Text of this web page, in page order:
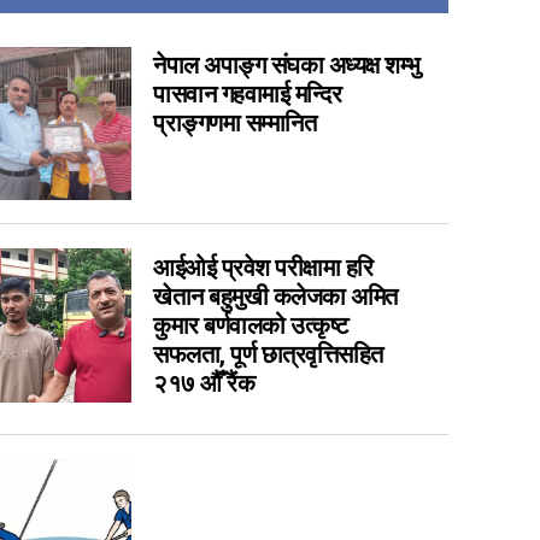
7
6
6
5
4
3
1
0
0
0
bidhut
नेपाल अपाङ्ग संघका अध्यक्ष शम्भु
पासवान गहवामाई मन्दिर
प्राङ्गणमा सम्मानित
आईओई प्रवेश परीक्षामा हरि
खेतान बहुमुखी कलेजका अमित
कुमार बर्णवालको उत्कृष्ट
सफलता, पूर्ण छात्रवृत्तिसहित
२१७ औँ रैंक